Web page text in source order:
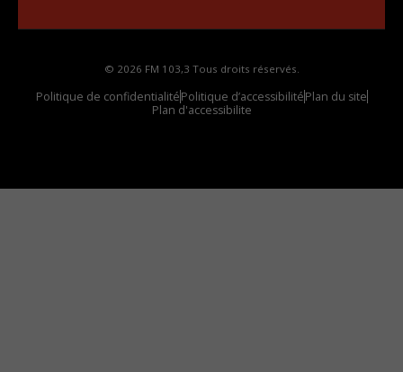
© 2026 FM 103,3 Tous droits réservés.
Politique de confidentialitéPolitique d’accessibilitéPlan du site
Plan d'accessibilite